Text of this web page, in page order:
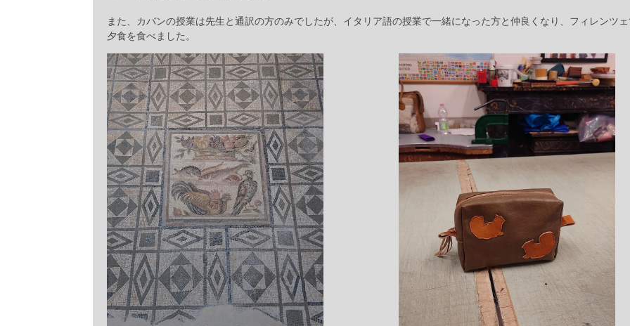
また、カバンの授業は先生と通訳の方のみでしたが、イタリア語の授業で一緒になった方と仲良くなり、フィレンツ
夕食を食べました。